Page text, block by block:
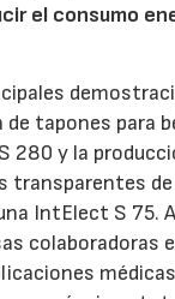
el consumo
tapones para
280 y la
transparentes
IntElect S 75.
colaboradoras
médicas